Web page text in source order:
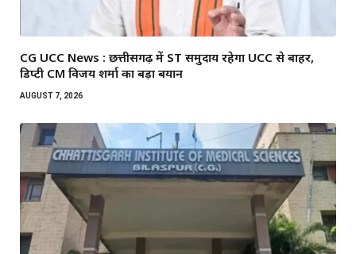
CG UCC News : छत्तीसगढ़ में ST समुदाय रहेगा UCC से बाहर,
डिप्टी CM विजय शर्मा का बड़ा बयान
AUGUST 7, 2026